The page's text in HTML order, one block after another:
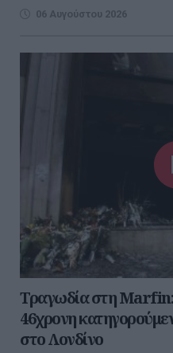
06 Αυγούστου 2026
Τραγωδία στη
46χρονη
στο Λονδίνο